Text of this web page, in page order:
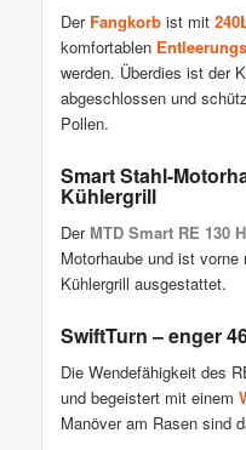
Der Fangkorbist mit
komfortablen
werden. Überdies ist der
abgeschlossen und
Pollen.
Smart Stahl-
Kühlergrill
Der MTD Smart RE 130 H
Motorhaube und ist
Kühlergrill ausgestattet.
SwiftTurn – enger
Die Wendefähigkeit des
und begeistert mit einem
Manöver am Rasen sind